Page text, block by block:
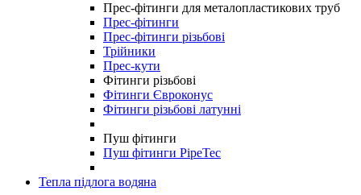
Прес-фітинги для металопластикових труб
Прес-фітинги
Прес-фітинги різьбові
Трійники
Прес-кути
Фітинги різьбові
Фітинги Євроконус
Фітинги різьбові латунні
Пуш фітинги
Пуш фітинги PipeTec
Тепла підлога водяна